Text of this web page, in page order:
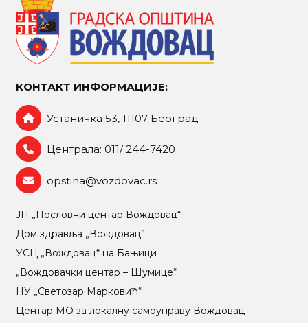
КОНТАКТ ИНФОРМАЦИЈЕ:
Устаничка 53, 11107 Београд
Централа: 011/ 244-7420
opstina@vozdovac.rs
ЈП „Пословни центар Вождовац“
Дом здравља „Вождовац”
УСЦ „Вождовац“ на Бањици
„Вождовачки центар – Шумице“
НУ „Светозар Марковић“
Центар МO за локалну самоуправу Вождовац